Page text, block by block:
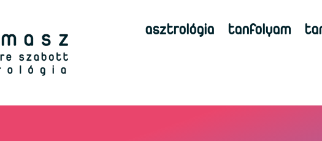
asztrológia tanfolyam